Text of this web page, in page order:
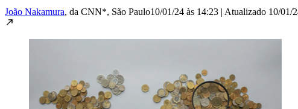
João Nakamura, da CNN*, São Paulo10/01/24 às 14:23 | Atualizado 10/01/